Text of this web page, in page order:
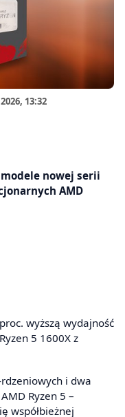
13:32
nowej serii
AMD
wyższą wydajność
5 1600X z
i dwa
Ryzen 5 –
współbieżnej